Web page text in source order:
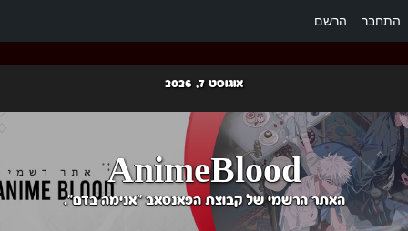
התחבר הרשם
content
אוגוסט 7, 2026
AnimeBlood
האתר הרשמי של קבוצת הפאנסאב "אנימה בדם".